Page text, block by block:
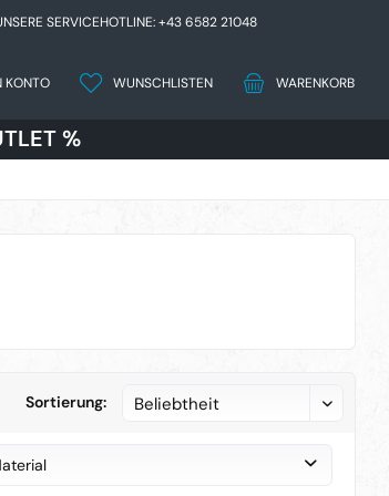
SERVICEHOTLINE: +43 6582 21048
WARENKORB
WUNSCHLISTEN
KONTO
%
Sortierung: